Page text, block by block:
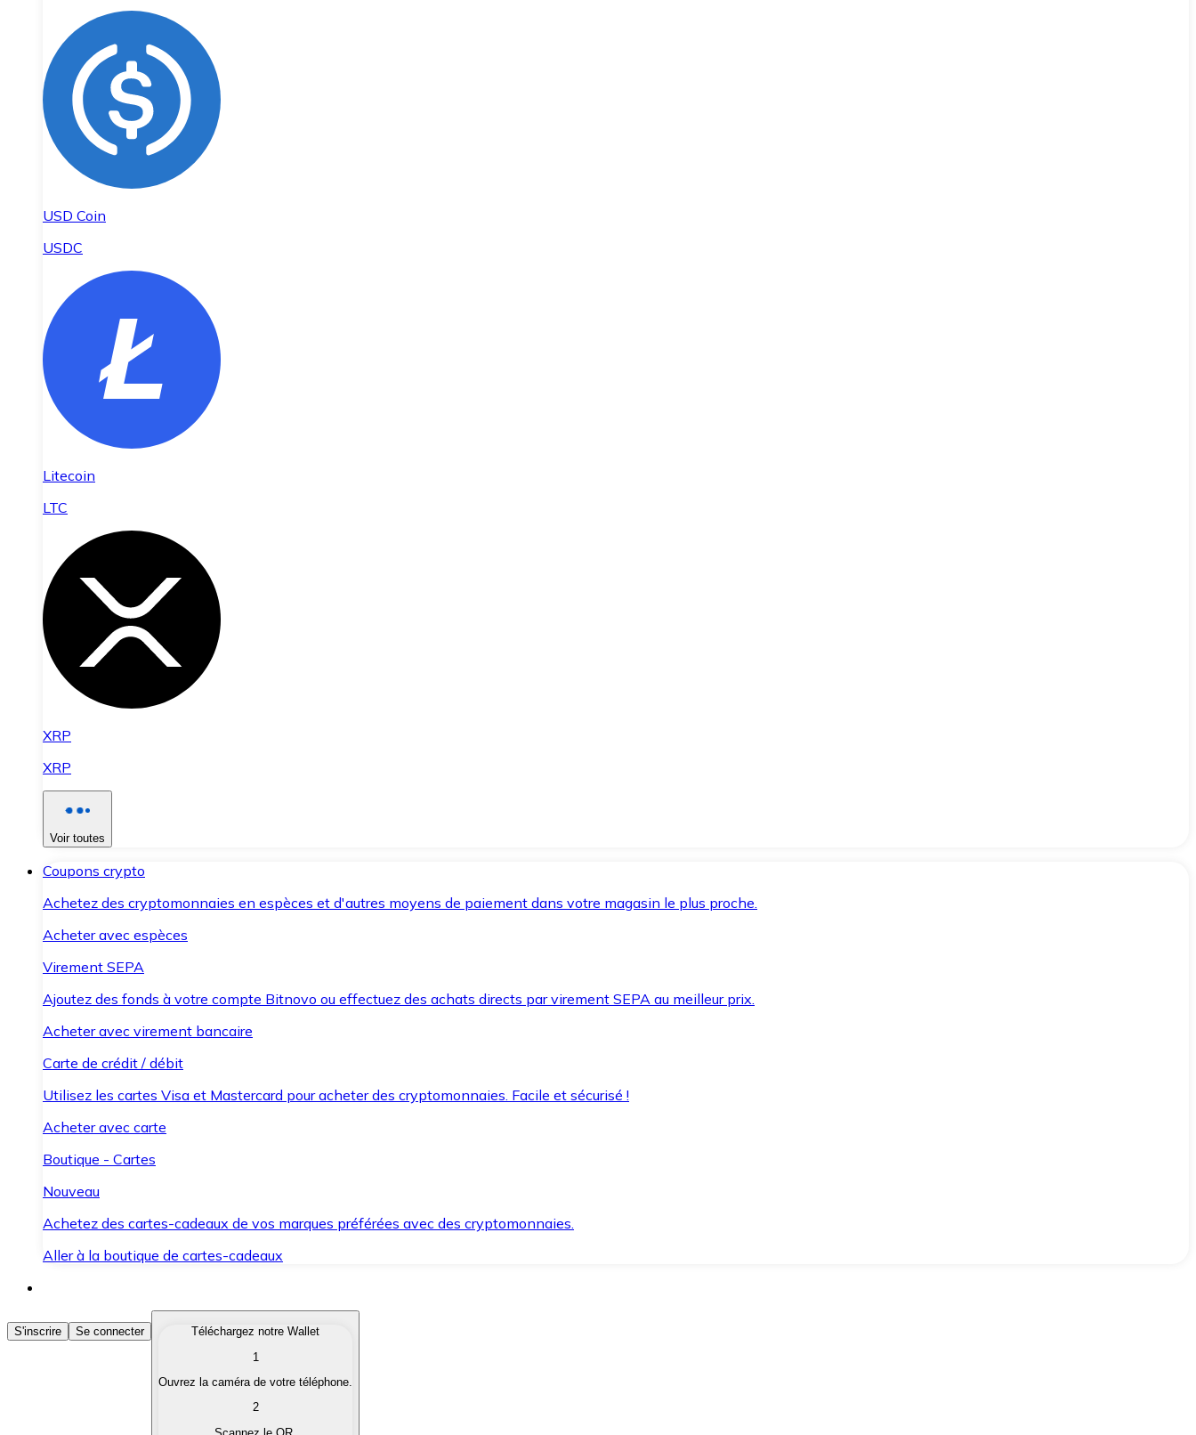
USD Coin
USDC
Litecoin
LTC
XRP
XRP
Voir toutes
Coupons crypto
Achetez des cryptomonnaies en espèces et d'autres moyens de paiement dans votre magasin le plus proche.
Acheter avec espèces
Virement SEPA
Ajoutez des fonds à votre compte Bitnovo ou effectuez des achats directs par virement SEPA au meilleur prix.
Acheter avec virement bancaire
Carte de crédit / débit
Utilisez les cartes Visa et Mastercard pour acheter des cryptomonnaies. Facile et sécurisé !
Acheter avec carte
Boutique - Cartes
Nouveau
Achetez des cartes-cadeaux de vos marques préférées avec des cryptomonnaies.
Aller à la boutique de cartes-cadeaux
Acheter des Cryptomonnaies
Achetez les cryptomonnaies qui vous intéressent rapidement et en toute sécurité.
Convertissez vos cryptomonnaies en monnaie fiduciaire lorsque vous en avez besoin.
S'inscrire Se connecter
Téléchargez notre Wallet
1
Ouvrez la caméra de votre téléphone.
2